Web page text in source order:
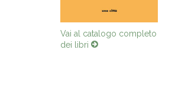
Vai al catalogo completo
dei libri